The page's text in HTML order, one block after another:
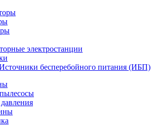
электростанции
бесперебойного питания (ИБП)